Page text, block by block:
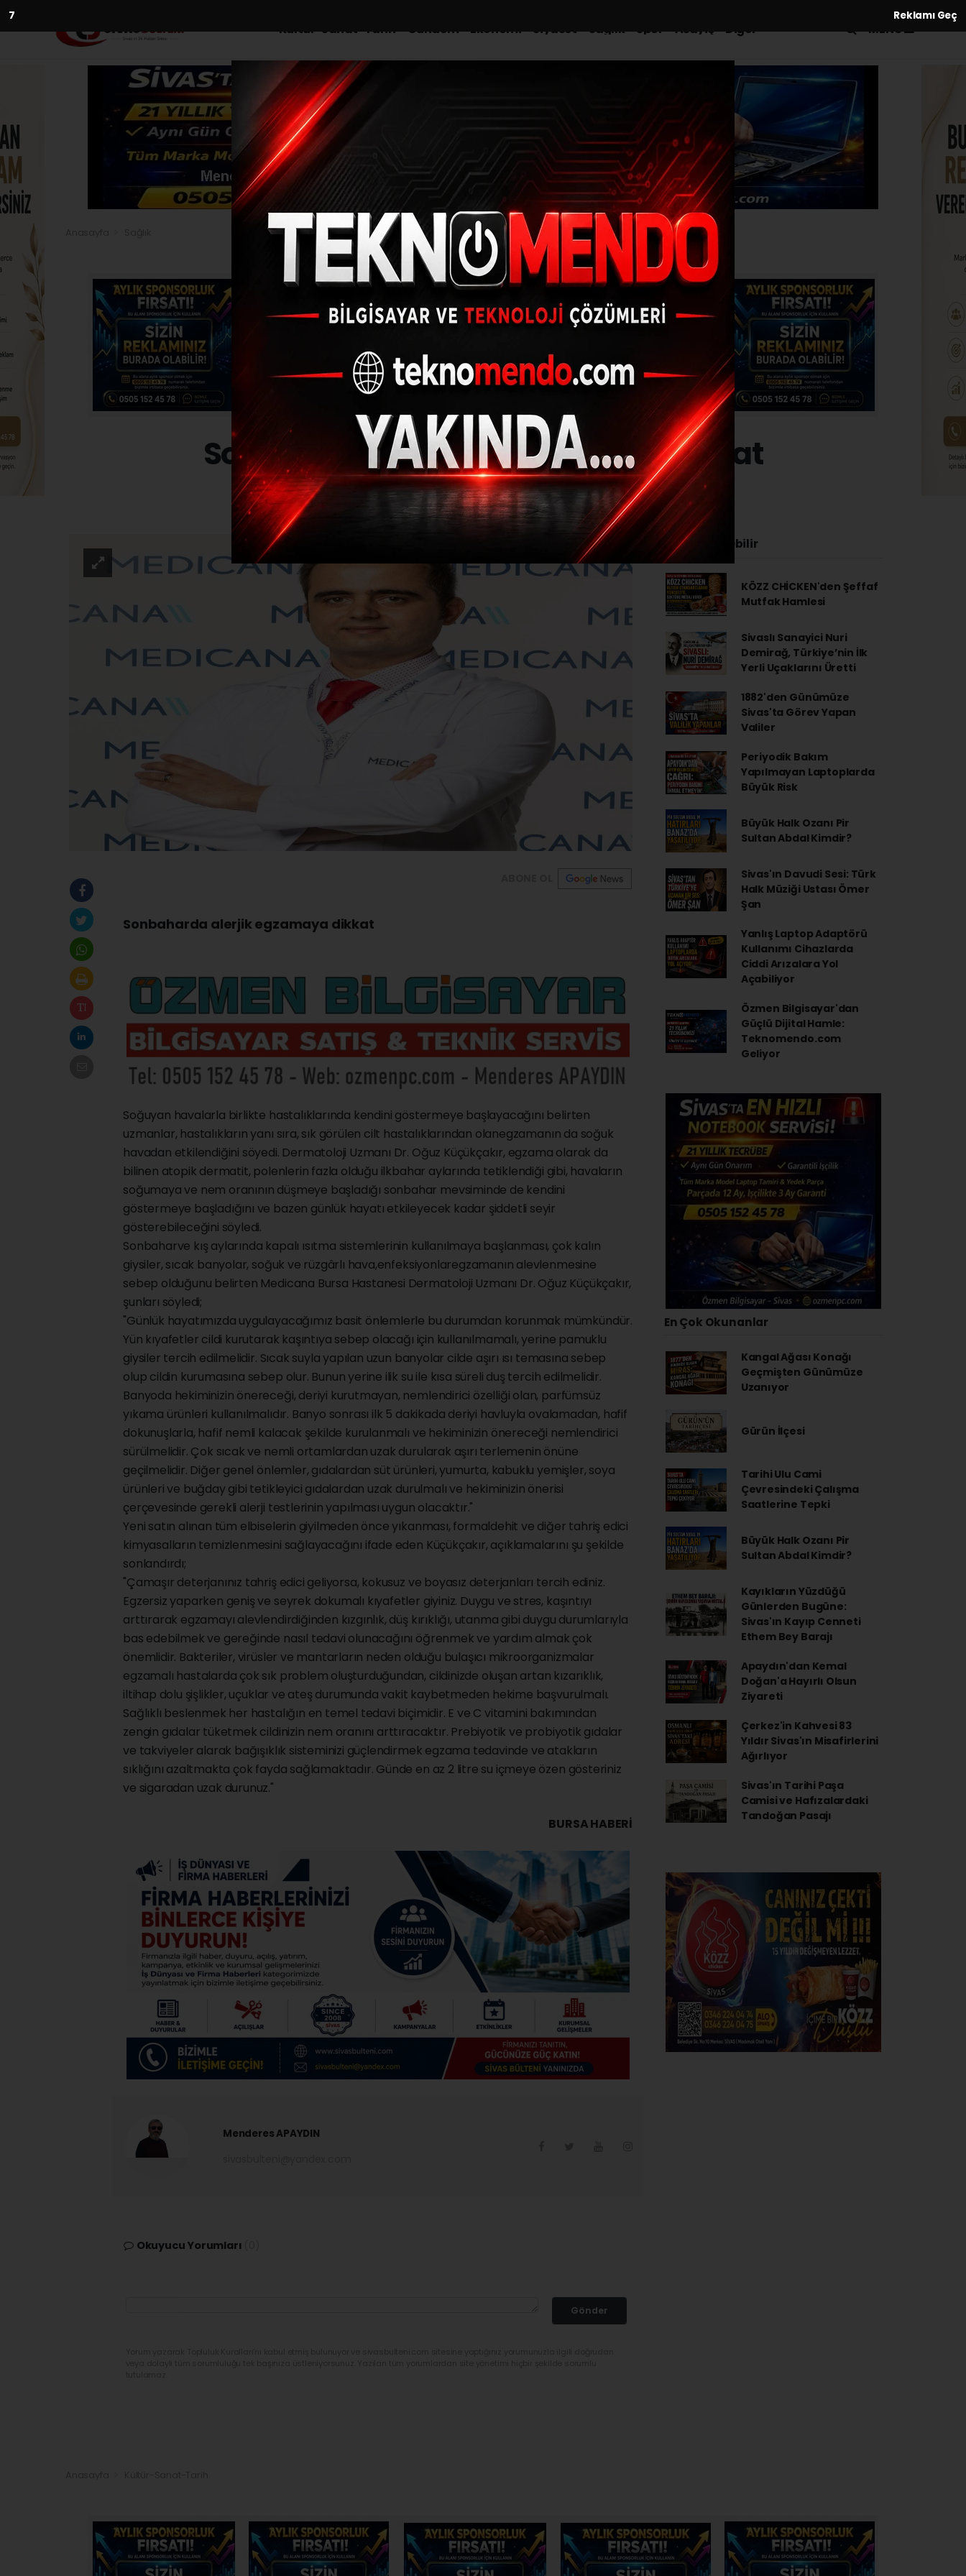
5 Reklamı Geç
Kültür-Sanat-Tarih Gündem Ekonomi Siyaset Sağlık Spor Asayiş Diğer MENÜ
Sonbaharda alerjik egzamaya dikkat
SAĞLIK (İHA) - İhlas Haber Ajansı | 29.09.2024 - 11:07, Güncelleme: 29.09.2024 - 10:31
Sonbaharda alerjik egzamaya dikkat
Soğuyan havalarla birlikte hastalıklarında kendini göstermeye başlayacağını belirten
uzmanlar, hastalıkların yanı sıra, sık görülen cilt hastalıklarından olanegzamanın da soğuk
havadan etkilendiğini söyedi. Dermatoloji Uzmanı Dr. Oğuz Küçükçakır, egzama olarak da
bilinen atopik dermatit, polenlerin fazla olduğu ilkbahar aylarında tetiklendiği gibi, havaların
soğumaya ve nem oranının düşmeye başladığı sonbahar mevsiminde de kendini
göstermeye başladığını ve bazen günlük hayatı etkileyecek kadar şiddetli seyir
gösterebileceğini söyledi.
Sonbaharve kış aylarında kapalı ısıtma sistemlerinin kullanılmaya başlanması, çok kalın
giysiler, sıcak banyolar, soğuk ve rüzgârlı hava,enfeksiyonlaregzamanın alevlenmesine
sebep olduğunu belirten Medicana Bursa Hastanesi Dermatoloji Uzmanı Dr. Oğuz Küçükçakır,
şunları söyledi;
"Günlük hayatımızda uygulayacağımız basit önlemlerle bu durumdan korunmak mümkündür.
Yün kıyafetler cildi kurutarak kaşıntıya sebep olacağı için kullanılmamalı, yerine pamuklu
giysiler tercih edilmelidir. Sıcak suyla yapılan uzun banyolar cilde aşırı ısı temasına sebep
olup cildin kurumasına sebep olur. Bunun yerine ilik su ile kısa süreli duş tercih edilmelidir.
Banyoda hekiminizin önereceği, deriyi kurutmayan, nemlendirici özelliği olan, parfümsüz
yıkama ürünleri kullanılmalıdır. Banyo sonrası ilk 5 dakikada deriyi havluyla ovalamadan, hafif
dokunuşlarla, hafif nemli kalacak şekilde kurulanmalı ve hekiminizin önereceği nemlendirici
sürülmelidir. Çok sıcak ve nemli ortamlardan uzak durularak aşırı terlemenin önüne
geçilmelidir. Diğer genel önlemler, gıdalardan süt ürünleri, yumurta, kabuklu yemişler, soya
ürünleri ve buğday gibi tetikleyici gıdalardan uzak durulmalı ve hekiminizin önerisi
çerçevesinde gerekli alerji testlerinin yapılması uygun olacaktır."
Yeni satın alınan tüm elbiselerin giyilmeden önce yıkanması, formaldehit ve diğer tahriş edici
kimyasalların temizlenmesini sağlayacağını ifade eden Küçükçakır, açıklamalarını şu şekilde
sonlandırdı;
"Çamaşır deterjanınız tahriş edici geliyorsa, kokusuz ve boyasız deterjanları tercih ediniz.
Egzersiz yaparken geniş ve seyrek dokumalı kıyafetler giyiniz. Duygu ve stres, kaşıntıyı
arttırarak egzamayı alevlendirdiğinden kızgınlık, düş kırıklığı, utanma gibi duygu durumlarıyla
bas edebilmek ve gereğinde nasıl tedavi olunacağını öğrenmek ve yardım almak çok
önemlidir. Bakteriler, virüsler ve mantarların neden olduğu bulaşıcı mikroorganizmalar
egzamalı hastalarda çok sık problem oluşturduğundan, cildinizde oluşan artan kızarıklık,
iltihap dolu şişlikler, uçuklar ve ateş durumunda vakit kaybetmeden hekime başvurulmalı.
Sağlıklı beslenmek her hastalığın en temel tedavi biçimidir. E ve C vitamini bakımından
zengin gıdalar tüketmek cildinizin nem oranını arttıracaktır. Prebiyotik ve probiyotik gıdalar
ve takviyeler alarak bağışıklık sisteminizi güçlendirmek egzama tedavinde ve atakların
sıklığını azaltmakta çok fayda sağlamaktadır. Günde en az 2 litre su içmeye özen gösteriniz
ve sigaradan uzak durunuz."
BURSA HABERİ
Menderes APAYDIN
Okuyucu Yorumları
Gönder
İlginizi Çekebilir
KÖZZ CHİCKEN'den Şeffaf
Mutfak Hamlesi
Sivaslı Sanayici Nuri
Demirağ, Türkiye’nin İlk
Yerli Uçaklarını Üretti
1882'den Günümüze
Sivas'ta Görev Yapan
Valiler
Periyodik Bakım
Yapılmayan Laptoplarda
Büyük Risk
Büyük Halk Ozanı Pir
Sultan Abdal Kimdir?
Sivas'ın Davudi Sesi: Türk
Halk Müziği Ustası Ömer
Şan
Yanlış Laptop Adaptörü
Kullanımı Cihazlarda
Ciddi Arızalara Yol
Açabiliyor
Özmen Bilgisayar'dan
Güçlü Dijital Hamle:
Teknomendo.com
Geliyor
En Çok Okunanlar
Kangal Ağası Konağı
Geçmişten Günümüze
Uzanıyor
Gürün İlçesi
Tarihi Ulu Cami
Çevresindeki Çalışma
Saatlerine Tepki
Büyük Halk Ozanı Pir
Sultan Abdal Kimdir?
Kayıkların Yüzdüğü
Günlerden Bugüne:
Sivas'ın Kayıp Cenneti
Ethem Bey Barajı
Apaydın'dan Kemal
Doğan'a Hayırlı Olsun
Ziyareti
Çerkez'in Kahvesi 83
Yıldır Sivas'ın Misafirlerini
Ağırlıyor
Sivas'ın Tarihi Paşa
Camisi ve Hafızalardaki
Tandoğan Pasajı